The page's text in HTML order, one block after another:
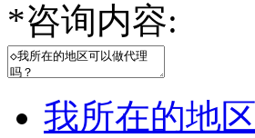
*咨询内容:
我所在的地